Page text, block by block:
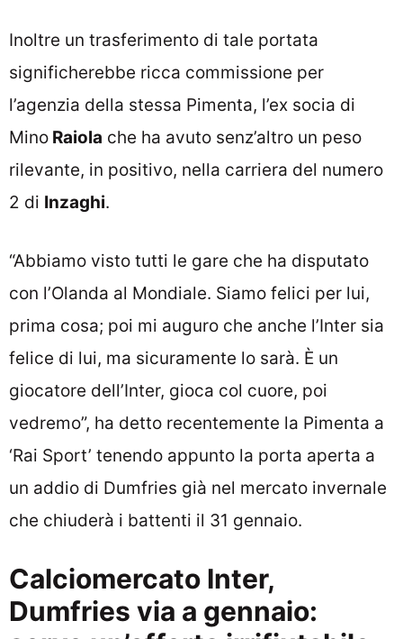
Inoltre un trasferimento di tale portata
significherebbe ricca commissione per
l’agenzia della stessa Pimenta, l’ex socia di
Mino Raiola che ha avuto senz’altro un peso
rilevante, in positivo, nella carriera del numero
2 di Inzaghi.
“Abbiamo visto tutti le gare che ha disputato
con l’Olanda al Mondiale. Siamo felici per lui,
prima cosa; poi mi auguro che anche l’Inter sia
felice di lui, ma sicuramente lo sarà. È un
giocatore dell’Inter, gioca col cuore, poi
vedremo”, ha detto recentemente la Pimenta a
‘Rai Sport’ tenendo appunto la porta aperta a
un addio di Dumfries già nel mercato invernale
che chiuderà i battenti il 31 gennaio.
Calciomercato Inter,
Dumfries via a gennaio: